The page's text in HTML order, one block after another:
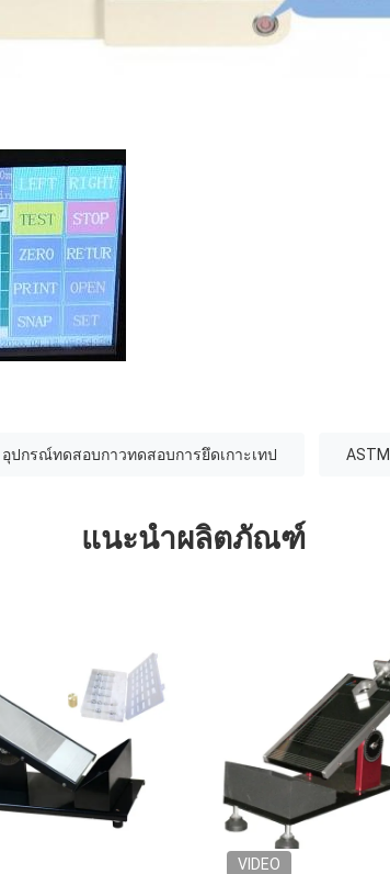
อุปกรณ์ทดสอบกาวทดสอบการยึดเกาะเทป
แนะนำผลิตภัณฑ์
VIDEO